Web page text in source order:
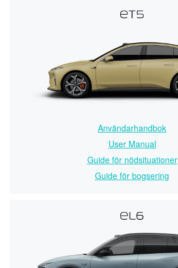
Användarhandbok
User Manual
Guide för nödsituationer
Guide för bogsering